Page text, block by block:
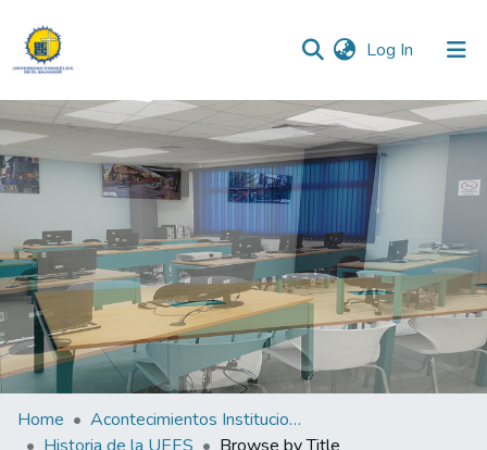
Log In (current)
Communities & Collections
All of DSpace
Home
Acontecimientos Institucionales